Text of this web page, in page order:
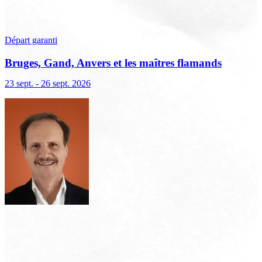
Départ garanti
Bruges, Gand, Anvers et les maîtres flamands
23 sept. - 26 sept. 2026